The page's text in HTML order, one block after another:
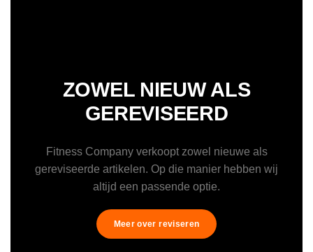
ZOWEL NIEUW ALS
GEREVISEERD
Fitness Company verkoopt zowel nieuwe als
gereviseerde artikelen. Op die manier hebben wij
altijd een passende optie.
Meer over reviseren